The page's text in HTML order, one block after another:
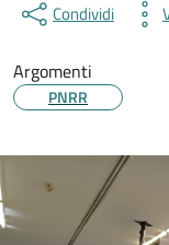
Condividi
Argomenti
PNRR